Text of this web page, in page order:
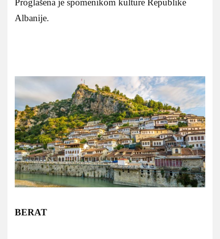
Proglašena je spomenikom kulture Republike
Albanije.
BERAT